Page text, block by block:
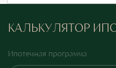
КАЛЬКУЛЯТОР
Ипотечная программа